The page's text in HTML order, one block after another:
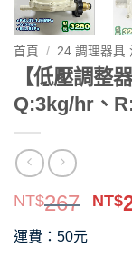
首頁 / 24.調理器具
【低壓調整
Q:3kg/hr、
NT$267 原
NT$
運費：50元